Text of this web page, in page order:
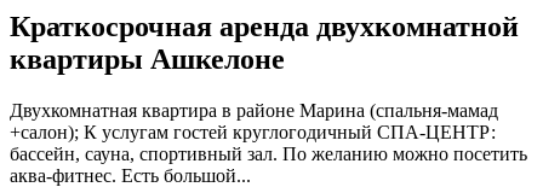
Краткосрочная аренда двухкомнатной
квартиры Ашкелоне
Двухкомнатная квартира в районе Марина (спальня-мамад
+салон); К услугам гостей круглогодичный СПА-ЦЕНТР:
бассейн, сауна, спортивный зал. По желанию можно посетить
аква-фитнес. Есть большой...